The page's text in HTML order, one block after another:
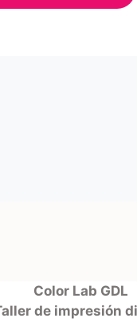
on
Color Lab GDL
de impresión